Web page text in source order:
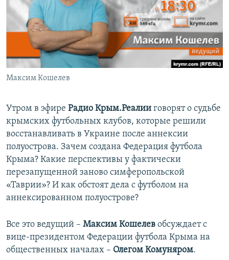
ПОБЕДИТЕЛЕЙ НЕ СУДЯТ?
КРЫМ.НЕПОКОРЕННЫЙ
ELIFBE
УКРАИНСКАЯ ПРОБЛЕМА КРЫМА
ПРИСОЕДИНЯЙТЕСЬ!
Все сайты RFE/RL
Максим Кошелев
Утром в эфире Радио Крым.Реалии говорят о судьбе
крымских футбольных клубов, которые решили
восстанавливать в Украине после аннексии
полуострова. Зачем создана Федерация футбола
Крыма? Какие перспективы у фактически
перезапущенной заново симферопольской
«Таврии»? И как обстоят дела с футболом на
аннексированном полуострове?
Все это ведущий – Максим Кошелев обсуждает с
вице-президентом Федерации футбола Крыма на
общественных началах – Олегом Комуняром.